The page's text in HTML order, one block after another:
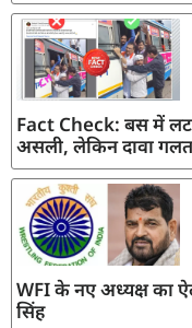
Fact Check: बस में
असली, लेकिन दावा गलत
WFI के नए अध्यक्ष का
सिंह